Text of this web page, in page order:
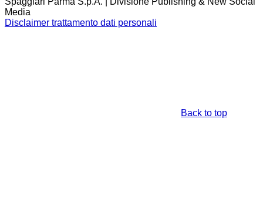
Media
Disclaimer trattamento dati personali
Back to top